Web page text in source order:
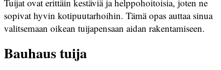
Tuijat ovat erittäin kestäviä ja helppohoitoisia, joten ne
sopivat hyvin kotipuutarhoihin. Tämä opas auttaa sinua
valitsemaan oikean tuijapensaan aidan rakentamiseen.
Bauhaus tuija